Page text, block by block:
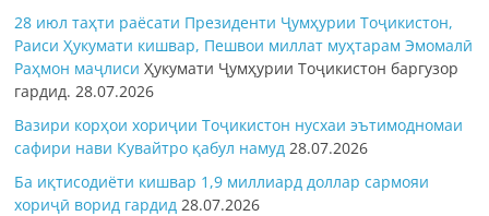
28 июл таҳти раёсати Президенти Ҷумҳурии Тоҷикистон,
Раиси Ҳукумати кишвар, Пешвои миллат муҳтарам Эмомалӣ
Раҳмон маҷлисиҲукумати Ҷумҳурии Тоҷикистон баргузор
гардид. 28.07.2026
Вазири корҳои хориҷии Тоҷикистон нусхаи эътимодномаи
сафири нави Кувайтро қабул намуд 28.07.2026
Ба иқтисодиёти кишвар 1,9 миллиард доллар сармояи
хориҷӣ ворид гардид 28.07.2026